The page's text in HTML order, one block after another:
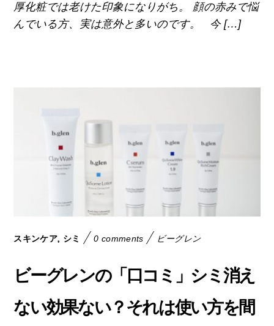
厚化粧では老けた印象になりがち。 顔の赤みで悩
んでいる方、実は意外と多いのです。 今 […]
スキンケア, シミ 0 comments ビーグレン
ビーグレンの「口コミ」シミ消え
ない効果ない？それは使い方を間